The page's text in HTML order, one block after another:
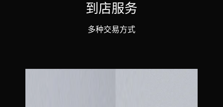
到店服务
多种交易方式